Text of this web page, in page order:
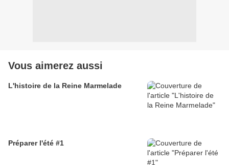
Vous aimerez aussi
L'histoire de la Reine Marmelade
Préparer l'été #1